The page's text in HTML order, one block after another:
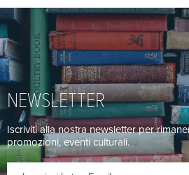
NEWSLETTER
Iscriviti alla nostra newsletter per
promozioni, eventi culturali.